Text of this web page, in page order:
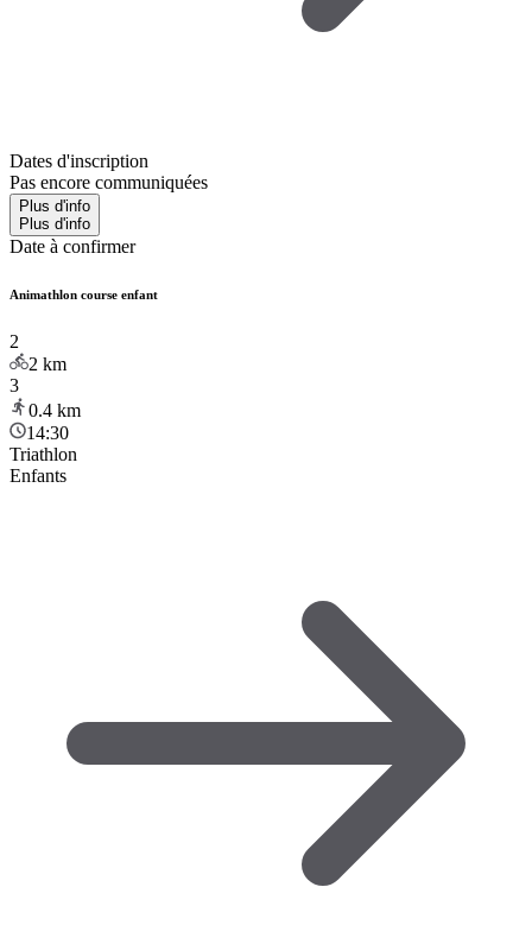
Dates d'inscription
Pas encore communiquées
Plus d'info
Plus d'info
Date à confirmer
Animathlon course enfant
2
2 km
3
0.4 km
14:30
Triathlon
Enfants